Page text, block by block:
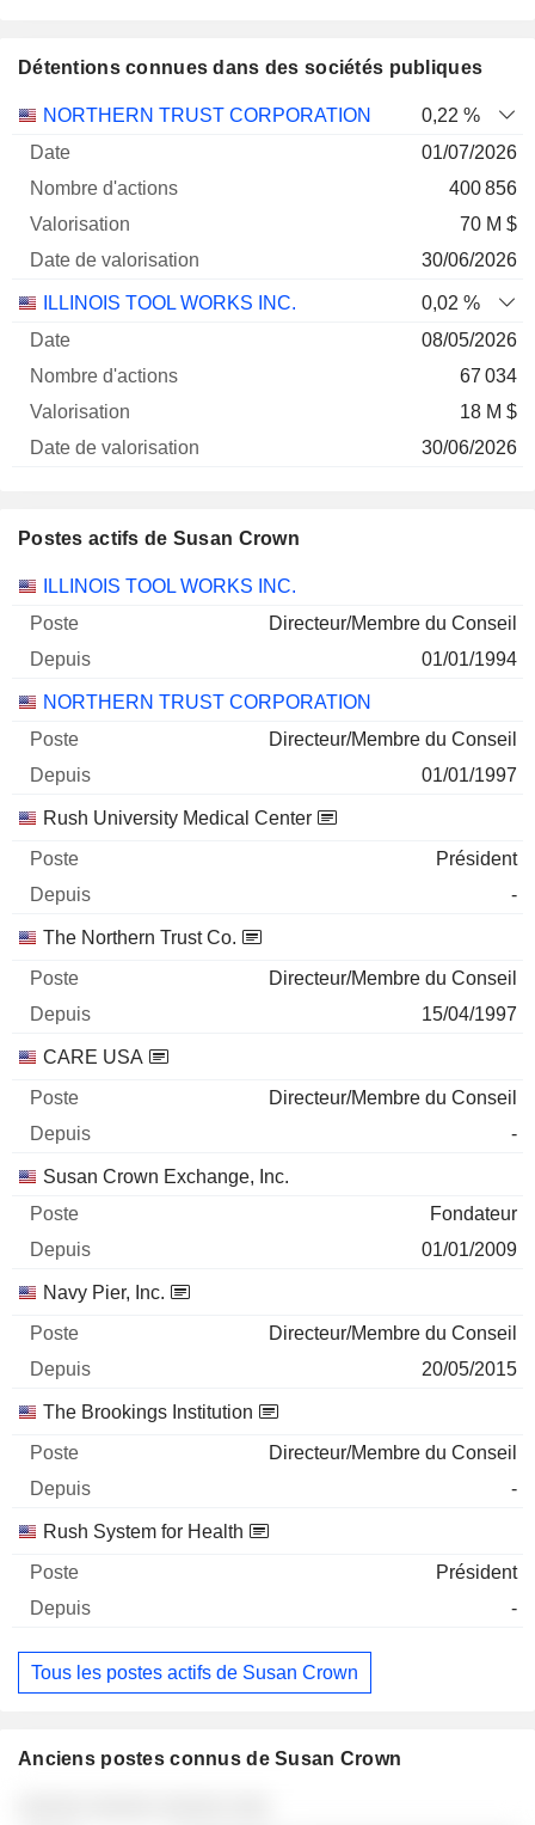
Détentions connues dans des sociétés publiques
Nombre
Date de
NORTHERN TRUST CORPORATION
0,22 %
01/07/2026
400 856
70 M $
30/06/2026
ILLINOIS TOOL WORKS INC.
0,02 %
08/05/2026
67 034
18 M $
30/06/2026
Postes actifs de Susan Crown
Sociétés Poste Début
ILLINOIS TOOL WORKS INC.
Directeur/Membre du Conseil
01/01/1994
NORTHERN TRUST CORPORATION
Directeur/Membre du Conseil
01/01/1997
Rush University Medical Center
Président
-
The Northern Trust Co.
Directeur/Membre du Conseil
15/04/1997
CARE USA
Directeur/Membre du Conseil
-
Susan Crown Exchange, Inc.
Fondateur
01/01/2009
Navy Pier, Inc.
Directeur/Membre du Conseil
20/05/2015
The Brookings Institution
Directeur/Membre du Conseil
-
Rush System for Health
Président
-
Tous les postes actifs de Susan Crown
Anciens postes connus de Susan Crown